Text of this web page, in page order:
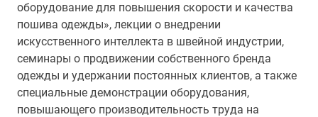
оборудование для повышения скорости и качества
пошива одежды», лекции о внедрении
искусственного интеллекта в швейной индустрии,
семинары о продвижении собственного бренда
одежды и удержании постоянных клиентов, а также
специальные демонстрации оборудования,
повышающего производительность труда на